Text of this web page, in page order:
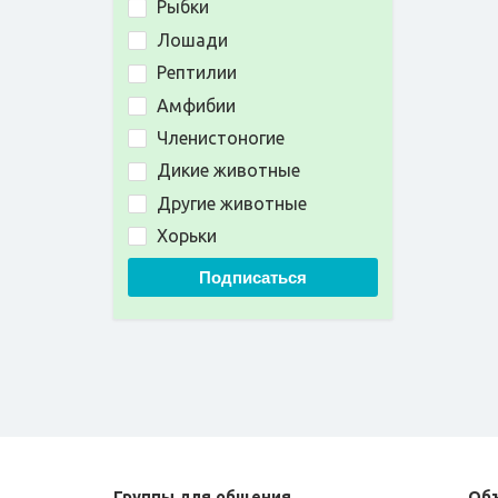
Рыбки
Лошади
Рептилии
Амфибии
Членистоногие
Дикие животные
Другие животные
Хорьки
Подписаться